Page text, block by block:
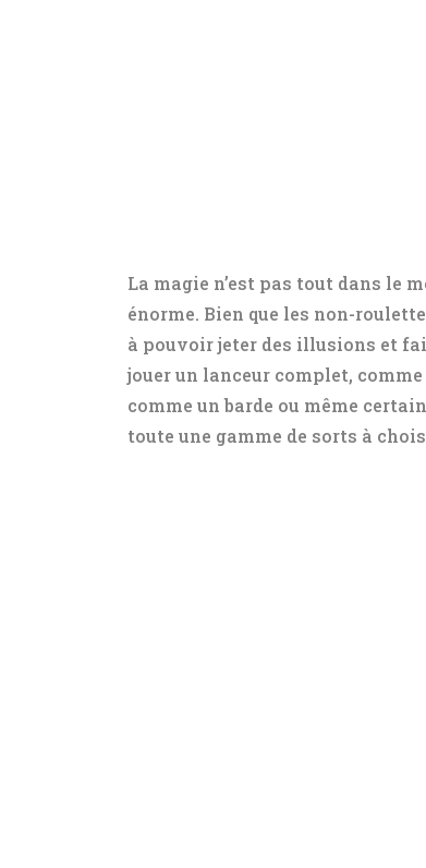
La magie n’est pas tout dans le
énorme. Bien que les non-
à pouvoir jeter des illusions et
jouer un lanceur complet,
comme un barde ou même
toute une gamme de sorts à